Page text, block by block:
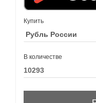
Купить
В количестве